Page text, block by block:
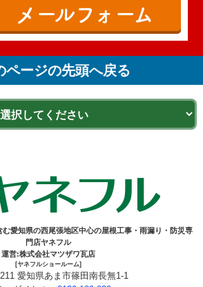
メールフォーム
ページの先頭へ戻る
愛知県の西尾張地区中心の屋根工事・雨漏り・防災専
門店ヤネフル
運営:株式会社マツザワ瓦店
[ヤネフルショールーム]
愛知県あま市篠田南長無1-1